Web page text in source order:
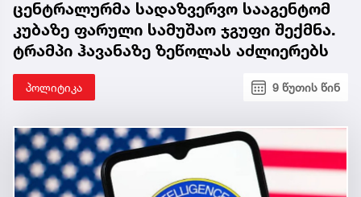
ცენტრალურმა სადაზვერვო სააგენტომ
კუბაზე ფარული სამუშაო ჯგუფი შექმნა.
ტრამპი ჰავანაზე ზეწოლას აძლიერებს
პოლიტიკა 9 წუთის წინ